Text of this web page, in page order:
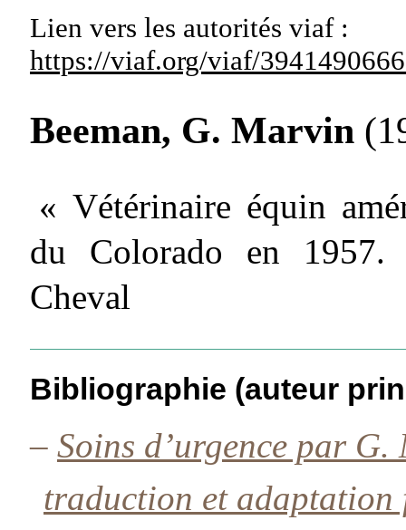
Lien vers les autorités viaf :
https://viaf.org/viaf/
Beeman, G. Marvin
« Vétérinaire équin
du Colorado en
Cheval
Bibliographie (auteur
– Soins d’urgence par
traduction et adaptation